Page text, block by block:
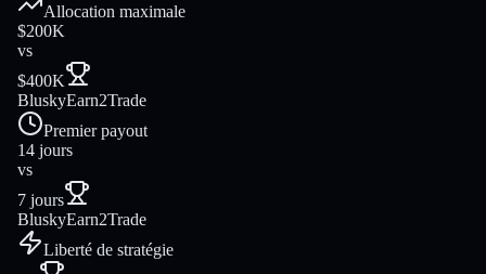
Allocation maximale
$200K
vs
$400K
BluskyEarn2Trade
Premier payout
14 jours
vs
7 jours
BluskyEarn2Trade
Liberté de stratégie